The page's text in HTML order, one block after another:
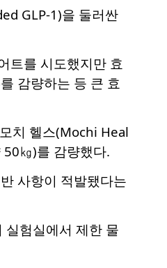
GLP-1)을 둘러싼
트를 시도했지만 효
감량하는 등 큰 효
치 헬스(Mochi Heal
㎏)를 감량했다.
사항이 적발됐다는
실험실에서 제한 물